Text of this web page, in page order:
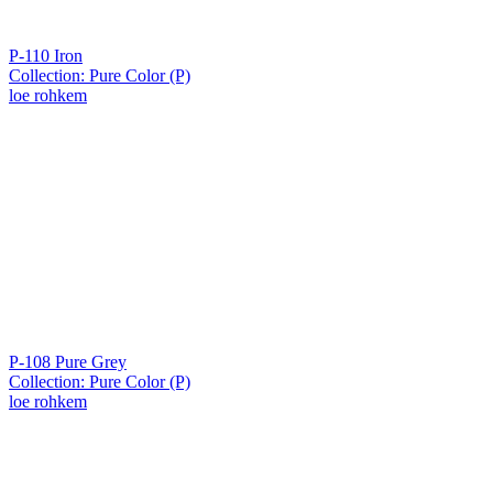
P-110 Iron
Collection: Pure Color (P)
loe rohkem
P-108 Pure Grey
Collection: Pure Color (P)
loe rohkem